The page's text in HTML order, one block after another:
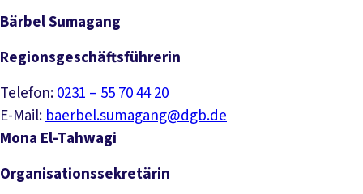
Bärbel Sumagang
Regionsgeschäftsführerin
Telefon:0231 – 55 70 44 20
E-Mail:baerbel.sumagang@dgb.de
Mona El-Tahwagi
Organisationssekretärin